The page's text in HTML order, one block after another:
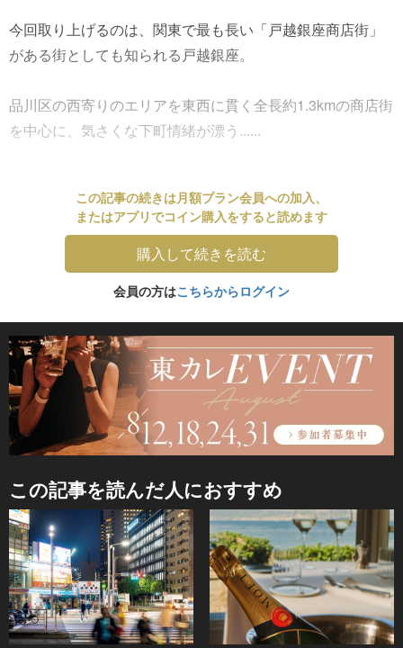
今回取り上げるのは、関東で最も長い「戸越銀座商店街」
がある街としても知られる戸越銀座。
品川区の西寄りのエリアを東西に貫く全長約1.3kmの商店街
を中心に、気さくな下町情緒が漂う......
この記事の続きは月額プラン会員への加入、
またはアプリでコイン購入をすると読めます
購入して続きを読む
会員の方はこちらからログイン
この記事を読んだ人におすすめ